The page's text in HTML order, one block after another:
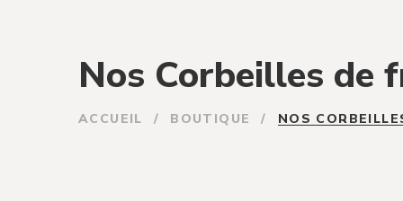
Nos Corbeilles de
ACCUEIL / BOUTIQUE / NOS